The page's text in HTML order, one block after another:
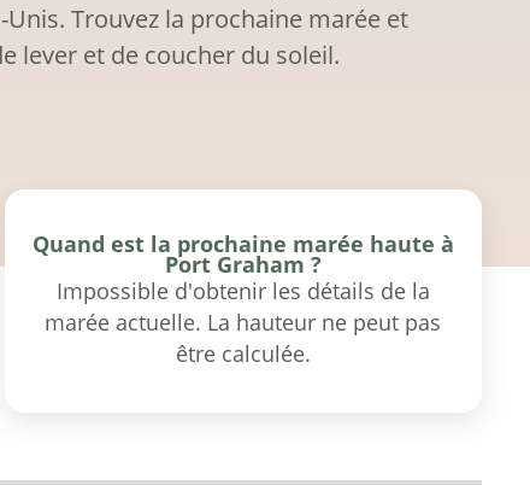
Unis. Trouvez la prochaine marée et
lever et de coucher du soleil.
Quand est la prochaine marée haute à
Port Graham ?
Impossible d'obtenir les détails de la
marée actuelle. La hauteur ne peut pas
être calculée.